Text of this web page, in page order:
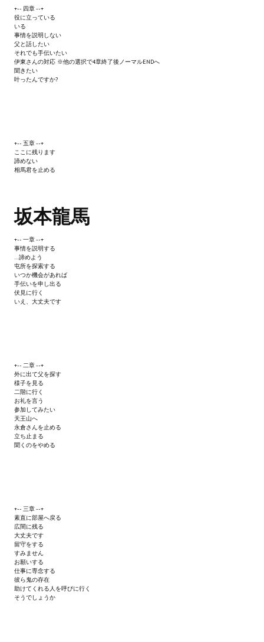
+-- 四章 --+
役に立っている
いる
事情を説明しない
父と話したい
それでも手伝いたい
伊東さんの対応 ※他の選択で4章終了後ノーマルENDへ
聞きたい
叶ったんですか?
+-- 五章 --+
ここに残ります
諦めない
相馬君を止める
坂本龍馬
+-- 一章 --+
事情を説明する
…諦めよう
屯所を探索する
いつか機会があれば
手伝いを申し出る
伏見に行く
いえ、大丈夫です
+-- 二章 --+
外に出て父を探す
様子を見る
二階に行く
お礼を言う
参加してみたい
天王山へ
永倉さんを止める
立ち止まる
聞くのをやめる
+-- 三章 --+
素直に部屋へ戻る
広間に残る
大丈夫です
留守をする
すみません
お願いする
仕事に専念する
彼ら鬼の存在
助けてくれる人を呼びに行く
そうでしょうか